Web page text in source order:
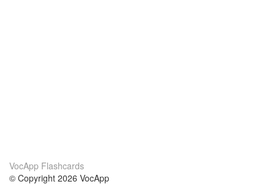
VocApp Flashcards
© Copyright 2026 VocApp